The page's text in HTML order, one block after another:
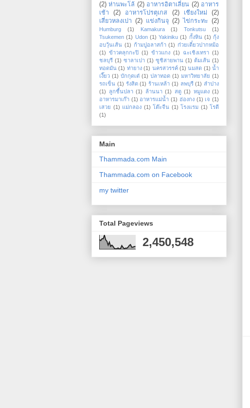
(2) ห่านพะโล้ (2) อาหารอิตาเลี่ยน (2) อาหาร
เช้า
(2) อาหารโปรตุเกส (2) เชียงใหม่
(2)
เสี่ยวหลงเปา (2) แข่งกินจุ (2) ไข่กระทะ (2)
Humburg (1) Kamakura (1) Tonkutsu
(1)
Tsukemen (1) Udon (1) Yakiniku (1) กั้งหิน (1) กุ้ง
อบวุ้นเส้น (1) ก้ามปูอลาสก้า (1) ก๋วยเตี๋ยวปากหม้อ
(1) ข้าวคลุกกะปิ (1) ข้าวแกง (1) ฉะเชิงเทรา (1)
ชลบุรี (1) ซาลาเปา (1) ซูชิสายพาน (1) ต้มเส้น (1)
ทอดมัน (1) ท่ายาง (1) นครสวรรค์ (1) นมสด (1) น้ำ
เงี๊ยว (1) บักกุดเต๋ (1) ปลาทอด (1) มหาวิทยาลัย (1)
รถเข็น (1) รังสิต (1) ร้านเหล้า (1) ลพบุรี (1) ลำปาง
(1)
ลูกชื้นปลา (1) ล้านนา (1) สตู (1) หมูแดง (1)
อาหารมาเก๊า (1) อาหารแม่น้ำ (1) ฮ่องกง (1) เจ (1)
เสวย (1) แม่กลอง (1) โต๊ะจีน (1) โรงแรม (1) โรตี
(1)
Main
Thammada.com Main
Thammada.com on Facebook
my twitter
Total Pageviews
2,450,548